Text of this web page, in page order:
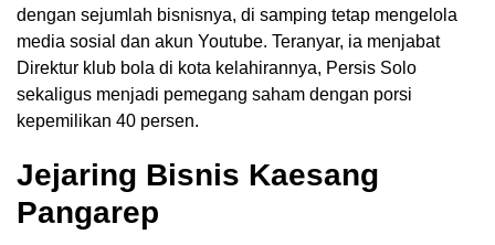
dengan sejumlah bisnisnya, di samping tetap mengelola
media sosial dan akun Youtube. Teranyar, ia menjabat
Direktur klub bola di kota kelahirannya, Persis Solo
sekaligus menjadi pemegang saham dengan porsi
kepemilikan 40 persen.
Jejaring Bisnis Kaesang
Pangarep